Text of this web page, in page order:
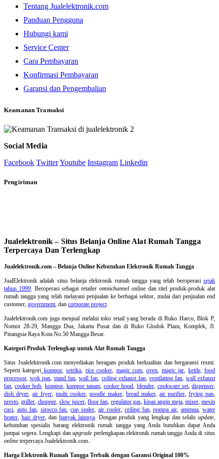
Tentang Jualelektronik.com
Panduan Pengguna
Hubungi kami
Service Center
Cara Pembayaran
Konfirmasi Pembayaran
Garansi dan Pengembalian
Keamanan Transaksi
Social Media
Facebook TwitterYoutube Instagram Linkedin
Pengiriman
Jualelektronik – Situs Belanja Online Alat Rumah Tangga
Terpercaya Dan Terlengkap
Jualelektronik.com – Belanja Online Kebutuhan Elektronik Rumah Tangga
JualElektronik adalah situs belanja elektronik rumah tanggayang telah beroperasisejak
tahun 1999. Beroperasi sebagai retaileromnichannel online dan ritel produk-produk alat
rumah tangga yang telah melayani penjualan ke berbagai sektor, mulai dari penjualan end
customer, government , dan corporate project
Jualelektronik.com juga menjual melalui toko retail yang berada di Ruko Harco, Blok P,
Nomor 28-29, Mangga Dua, Jakarta Pusat dan di Ruko Glodok Plaza, Komplek, Jl.
Pinangsia Raya Kota No.50 Mangga Besar.
Kategori Produk Terlengkap untuk Alat Rumah Tangga
Situs Jualelektronik.com menyediakan beragam produk berkualitas dan bergaransi resmi.
Seperti kategori kompor,setrika rice cooker magic com,oven magic jar kettle,food
processor ,wok pan ,stand fan ,wall fan ceiling exhaust fan, ventilating fan, wall exhaust
fan ,cooker hob kompor, kompor tanam,cooker hood blender, cookware set,dispenser
dish dryer ,air fryer ,multi cooker ,noodle maker, bread maker, air purifier, frying pan
presto ,griller ,chopper ,slow juicer ,floor fan regulator gas, kipas angin meja, mixer,mesin
cuci auto fan, sirocco fan ,cup sealer ,air cooler, ceiling fan,pompa air ,antenna ,water
heater hair dryer, dan banyak lainnya. Dengan produk yang lengkap dan selalu update
kebutuhan spesialis barang elektronik rumah tangga yang Anda butuhkan dapat Anda
jumpai segera. Lengkapi danupgrade perlengkapan elektronik rumah tangga Anda di situs
online terpercaya Jualelektronik.com.
Harga Elektronik Rumah Tangga Terbaik dengan Garansi Original 100%